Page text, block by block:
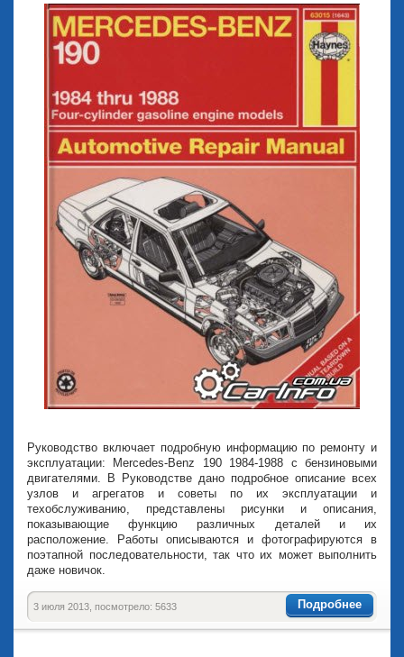
Руководство включает подробную информацию по ремонту и
эксплуатации: Mercedes-Benz 190 1984-1988 с бензиновыми
двигателями. В Руководстве дано подробное описание всех
узлов и агрегатов и советы по их эксплуатации и
техобслуживанию, представлены рисунки и описания,
показывающие функцию различных деталей и их
расположение. Работы описываются и фотографируются в
поэтапной последовательности, так что их может выполнить
даже новичок.
Подробнее
3 июля 2013, посмотрело: 5633